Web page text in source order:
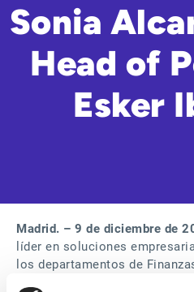
Sonia
Head of
Esker
Madrid. – 9 de diciembre de
líder en soluciones
los departamentos de
Cliente ha anunciado la